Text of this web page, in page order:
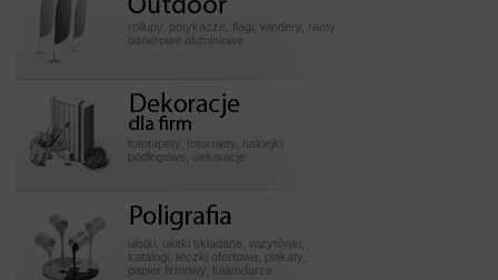
rollupy, potykacze, flagi, windery, ramy
banerowe aluminiowe
Dekoracje dla firm
fototapety, fotorolety, naklejki
podłogowe, dekoracje
Poligrafia
ulotki, ulotki składane, wizytówki,
katalogi, teczki ofertowe, plakaty,
papier firmowy, kalendarze